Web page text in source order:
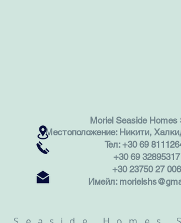
Moriel Seaside Homes
Местоположение: Никити,
Тел:+30 69
+30 69 32895317
+30 23750 27 006
Имейл: